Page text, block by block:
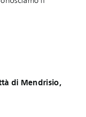
di Mendrisio,